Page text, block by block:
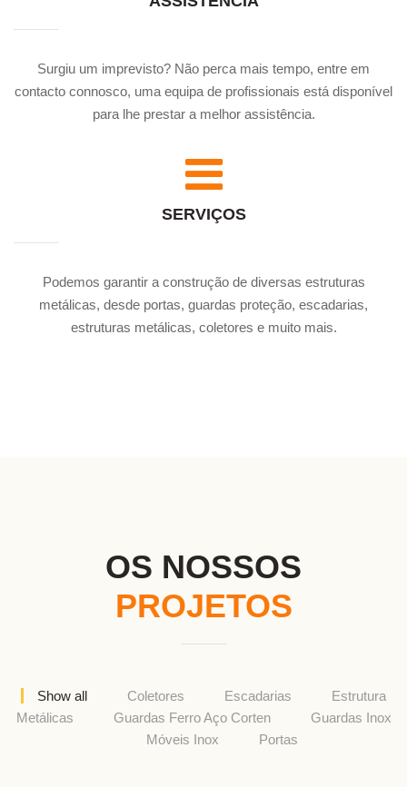
Surgiu um imprevisto? Não perca mais tempo, entre em
contacto connosco, uma equipa de profissionais está disponível
para lhe prestar a melhor assistência.
SERVIÇOS
Podemos garantir a construção de diversas estruturas
metálicas, desde portas, guardas proteção, escadarias,
estruturas metálicas, coletores e muito mais.
OS NOSSOS
PROJETOS
Show all Coletores Escadarias
Estrutura
Metálicas
Guardas Ferro Aço Corten
Guardas Inox
Móveis Inox
Portas